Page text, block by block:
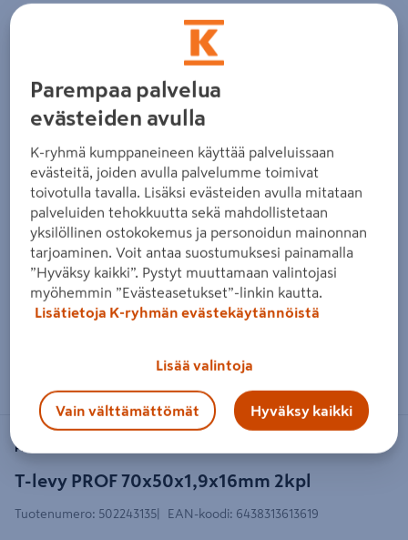
Zoomaa kuvaa sormilla kosketusnäytöllä
T-levy PROF 70x50x1,9x16mm 2kpl
PROF
Tuotenumero: 502243135 EAN-koodi: 6438313613619
Parempaa palvelua
evästeiden avulla
K-ryhmä kumppaneineen käyttää palveluissaan
evästeitä, joiden avulla palvelumme toimivat
toivotulla tavalla. Lisäksi evästeiden avulla mitataan
palveluiden tehokkuutta sekä mahdollistetaan
yksilöllinen ostokokemus ja personoidun mainonnan
tarjoaminen. Voit antaa suostumuksesi painamalla
”Hyväksy kaikki”. Pystyt muuttamaan valintojasi
myöhemmin ”Evästeasetukset”-linkin kautta.
Lisätietoja K-ryhmän evästekäytännöistä
Lisää valintoja
Vain välttämättömät Hyväksy kaikki